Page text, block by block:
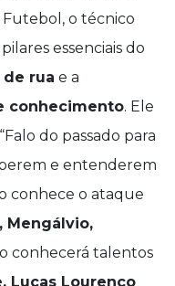
o técnico
essenciais do
rua e a
conhecimento. Ele
do passado para
e entenderem
conhece o ataque
Mengálvio,
conhecerá talentos
Lucas Lourenço